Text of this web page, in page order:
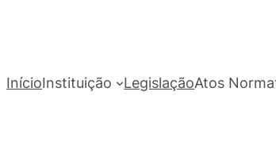
InícioInstituição LegislaçãoAtos